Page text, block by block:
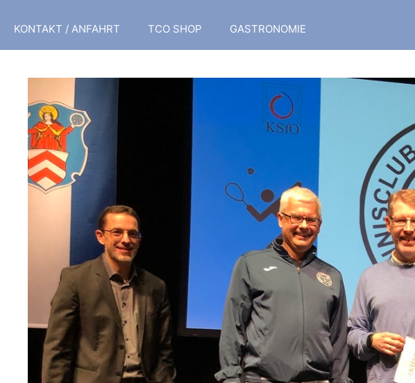
KONTAKT / ANFAHRT TCO SHOP GASTRONOMIE